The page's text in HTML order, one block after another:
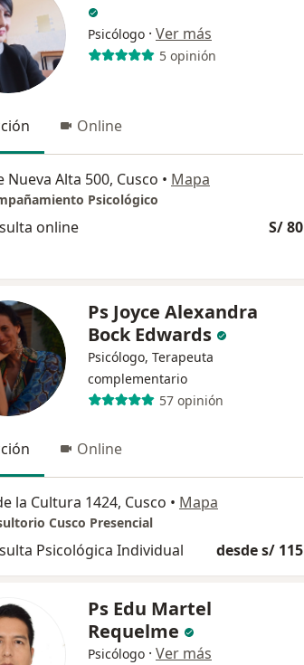
Psicólogo · Ver más
5 opinión
Online
Nueva Alta 500, Cusco • Mapa
Psicológico
online S/ 80
Ps Joyce Alexandra
Bock Edwards
Psicólogo, Terapeuta
complementario
57 opinión
Online
la Cultura 1424, Cusco • Mapa
Cusco Presencial
Psicológica Individual desde s/ 115
Ps Edu Martel
Requelme
Psicólogo · Ver más